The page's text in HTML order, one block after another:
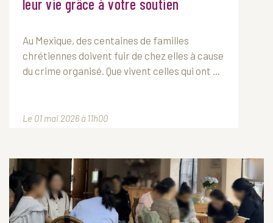
leur vie grâce à votre soutien
Au Mexique, des centaines de familles
chrétiennes doivent fuir de chez elles à cause
du crime organisé. Que vivent celles qui ont ...
Le 01 mai 2026 à 11h00